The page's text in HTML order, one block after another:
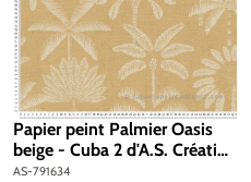
Papier peint Palmier Oasis
beige - Cuba 2 d'A.S. Création
| Réf. AS-791634
AS-791634